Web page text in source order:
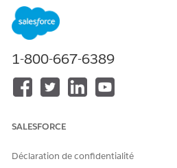
Créez et envoyez un message
plein écran ou push primer pour
pendant qu'ils utilisent votre
message contient un corps de
Création et gestion de
des images, des vidéos, des
1-800-667-6389
SALESFORCE
Déclaration de confidentialité